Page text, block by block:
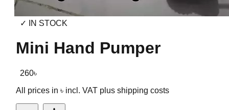
✓ IN STOCK
Mini Hand Pumper
260৳
All prices in ৳ incl. VAT plus shipping costs